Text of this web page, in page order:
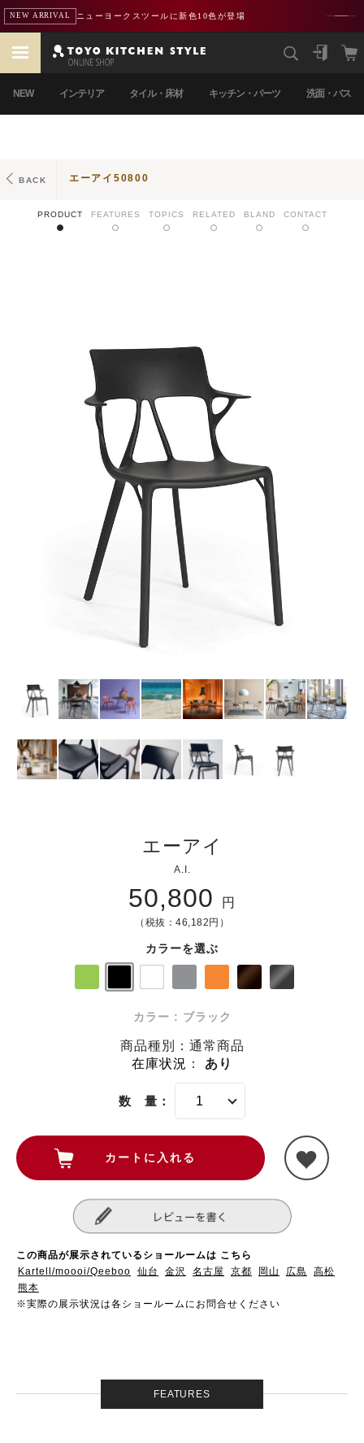
重要 熊本地震による配送遅延のお知らせ
NEW インテリア タイル・床材 キッチン・パーツ 洗面・バス
BACK エーアイ50800
PRODUCT FEATURES TOPICS RELATED BLAND CONTACT
エーアイ
A.I.
50,800 円
（税抜：46,182円）
カラーを選ぶ
カラー : ブラック
商品種別：通常商品
在庫状況 ： あり
数 量：
この商品が展示されているショールームは こちら
Kartell/moooi/Qeeboo
仙台 金沢 名古屋 京都 岡山 広島
高松
熊本
※実際の展示状況は各ショールームにお問合せください
FEATURES